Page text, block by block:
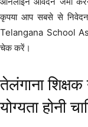
कृपया आप सबसे से
Telangana School
चेक करें।
तेलंगाना
योग्यता होनी